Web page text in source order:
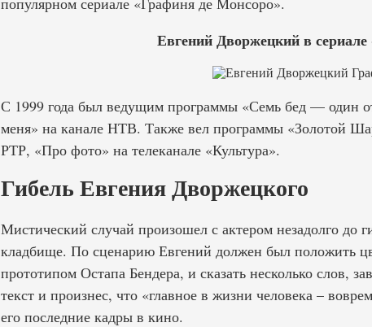
Евгений Дворжецкий в
С 1999 года был ведущим программы «Семь бед — один
меня» на канале НТВ. Также вел программы «Золотой
РТР, «Про фото» на телеканале «Культура».
Гибель Евгения Дворжецкого
Мистический случай произошел с актером незадолго до
кладбище. По сценарию Евгений должен был положить
прототипом Остапа Бендера, и сказать несколько
текст и произнес, что «главное в жизни человека –
его последние кадры в кино.